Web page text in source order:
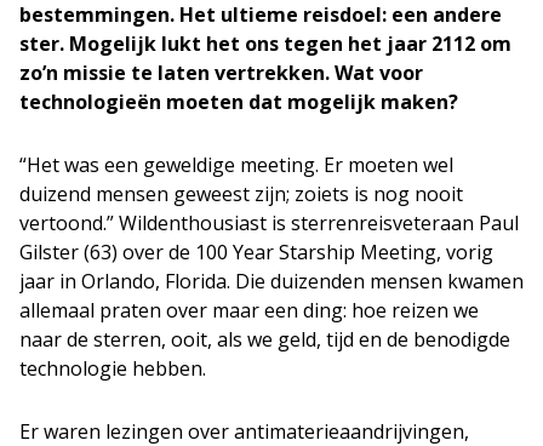
bestemmingen. Het ultieme reisdoel: een andere
ster. Mogelijk lukt het ons tegen het jaar 2112 om
zo’n missie te laten vertrekken. Wat voor
technologieën moeten dat mogelijk maken?
“Het was een geweldige meeting. Er moeten wel
duizend mensen geweest zijn; zoiets is nog nooit
vertoond.” Wildenthousiast is sterrenreisveteraan Paul
Gilster (63) over de 100 Year Starship Meeting, vorig
jaar in Orlando, Florida. Die duizenden mensen kwamen
allemaal praten over maar een ding: hoe reizen we
naar de sterren, ooit, als we geld, tijd en de benodigde
technologie hebben.
Er waren lezingen over antimaterieaandrijvingen,